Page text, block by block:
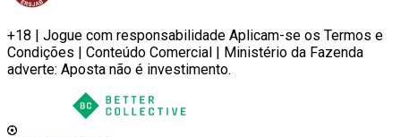
+18 | Jogue com responsabilidade Aplicam-se os Termos e
Condições | Conteúdo Comercial | Ministério da Fazenda
adverte: Aposta não é investimento.